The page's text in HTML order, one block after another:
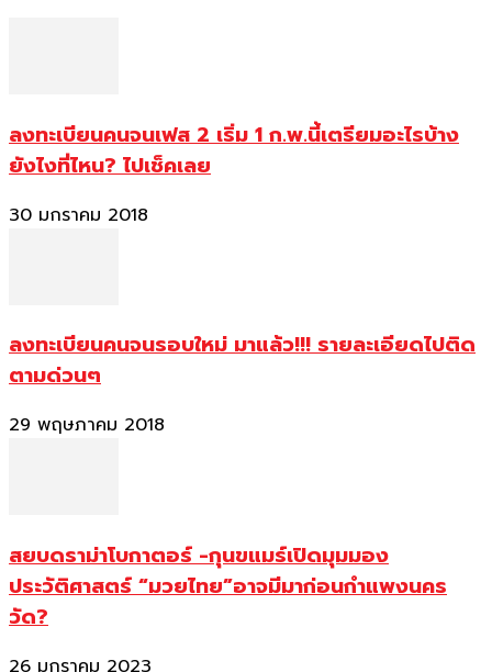
ลงทะเบียนคนจนเฟส 2 เริ่ม 1 ก.พ.นี้เตรียมอะไรบ้าง
ยังไงที่ไหน? ไปเช็คเลย
30 มกราคม 2018
ลงทะเบียนคนจนรอบใหม่ มาแล้ว!!! รายละเอียดไปติด
ตามด่วนๆ
29 พฤษภาคม 2018
สยบดราม่าโบกาตอร์ -กุนขแมร์เปิดมุมมอง
ประวัติศาสตร์ “มวยไทย”อาจมีมาก่อนกำแพงนคร
วัด?
26 มกราคม 2023